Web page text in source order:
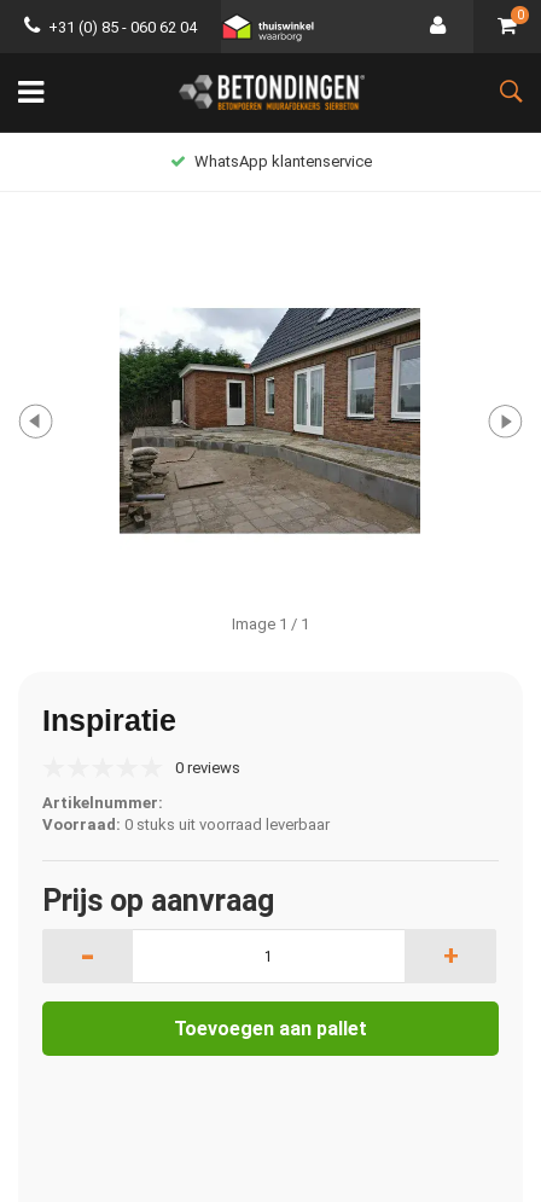
+31 (0) 85 - 060 62 04
0
WhatsApp klantenservice
Image 1 / 1
Inspiratie
0 reviews
Artikelnummer:
Voorraad: 0 stuks uit voorraad leverbaar
Prijs op aanvraag
- +
Toevoegen aan pallet